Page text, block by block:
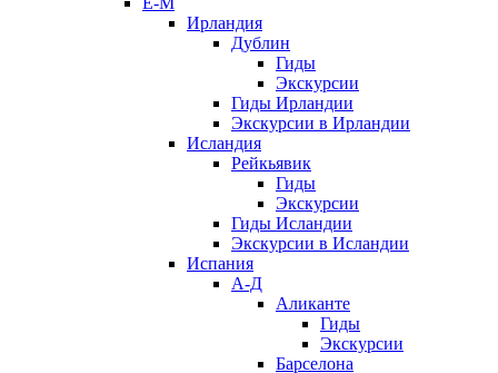
Ирландия
Дублин
Гиды
Экскурсии
Гиды Ирландии
Экскурсии в Ирландии
Исландия
Рейкьявик
Гиды
Экскурсии
Гиды Исландии
Экскурсии в Исландии
Испания
А-Д
Аликанте
Гиды
Экскурсии
Барселона